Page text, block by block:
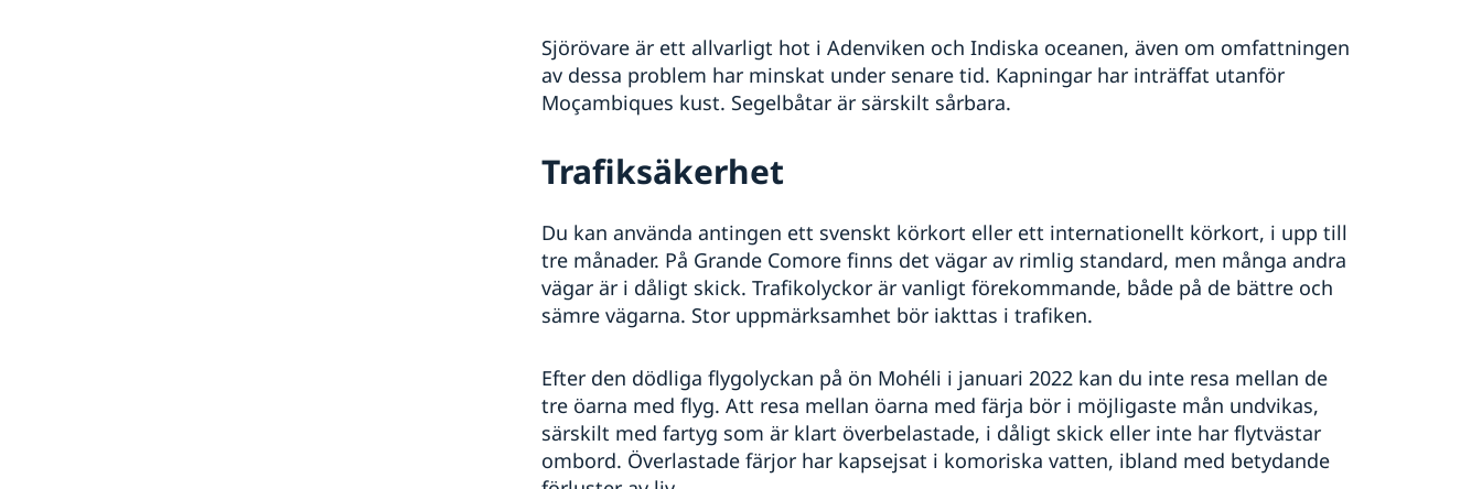
Sjörövare är ett allvarligt hot i Adenviken och Indiska oceanen, även om omfattningen
av dessa problem har minskat under senare tid. Kapningar har inträffat utanför
Moçambiques kust. Segelbåtar är särskilt sårbara.
Trafiksäkerhet
Du kan använda antingen ett svenskt körkort eller ett internationellt körkort, i upp till
tre månader. På Grande Comore finns det vägar av rimlig standard, men många andra
vägar är i dåligt skick. Trafikolyckor är vanligt förekommande, både på de bättre och
sämre vägarna. Stor uppmärksamhet bör iakttas i trafiken.
Efter den dödliga flygolyckan på ön Mohéli i januari 2022 kan du inte resa mellan de
tre öarna med flyg. Att resa mellan öarna med färja bör i möjligaste mån undvikas,
särskilt med fartyg som är klart överbelastade, i dåligt skick eller inte har flytvästar
ombord. Överlastade färjor har kapsejsat i komoriska vatten, ibland med betydande